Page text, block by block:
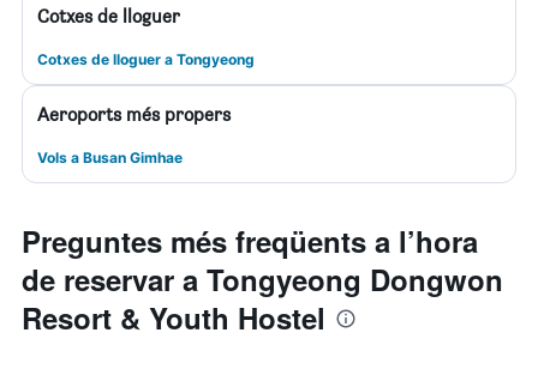
Cotxes de lloguer
Cotxes de lloguer a Tongyeong
Aeroports més propers
Vols a Busan Gimhae
Preguntes més freqüents a l’hora
de reservar a Tongyeong Dongwon
Resort & Youth Hostel